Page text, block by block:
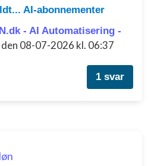
AI-abonnementer
- AI Automatisering -
den 08-07-2026 kl. 06:37
1 svar